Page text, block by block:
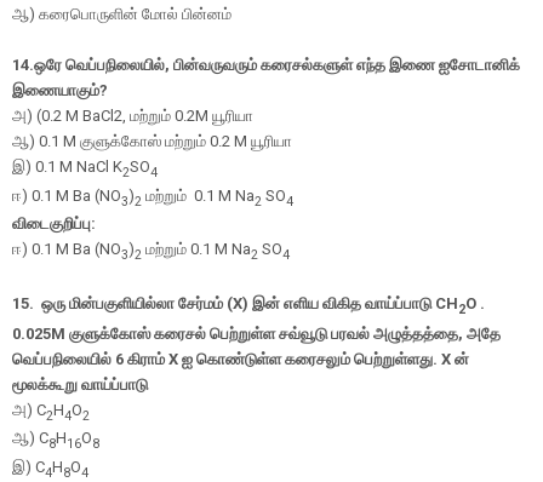
ஆ) கரைபொருளின் மோல் பின்னம்
14.ஒரே வெப்பநிலையில், பின்வருவரும் கரைசல்களுள் எந்த இணை ஐசோடானிக்
இணையாகும்?
அ) (0.2 M BaCl 2, மற்றும் 0.2M யூரியா
ஆ) 0.1 M குளுக்கோஸ் மற்றும் 0.2 M யூரியா
இ) 0.1 M NaCl K2SO4
ஈ) 0.1 M Ba (NO3)2 மற்றும் 0.1 M Na2 SO4
விடைகுறிப்பு:
ஈ) 0.1 M Ba (NO3)2 மற்றும் 0.1 M Na2 SO4
15. ஒரு மின்பகுளியில்லா சேர்மம் (X) இன் எளிய விகித வாய்ப்பாடு CH2O .
0.025M குளுக்கோஸ் கரைசல் பெற்றுள்ள சவ்வூடு பரவல் அழுத்தத்தை, அதே
வெப்பநிலையில் 6 கிராம் X ஐ கொண்டுள்ள கரைசலும் பெற்றுள்ளது. X ன்
மூலக்கூறு வாய்ப்பாடு
அ) C2H4O2
ஆ) C8H16O8
இ) C4H8O4